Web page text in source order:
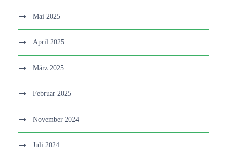
Mai 2025
April 2025
März 2025
Februar 2025
November 2024
Juli 2024